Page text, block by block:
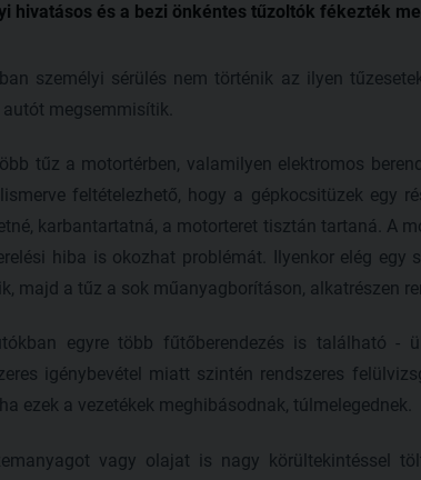
hivatásos és a bezi önkéntes tűzoltók fékezték
személyi sérülés nem történik az ilyen
autót megsemmisítik.
tűz a motortérben, valamilyen elektromos
feltételezhető, hogy a gépkocsitüzek egy
karbantartatná, a motorteret tisztán tartaná. A
hiba is okozhat problémát. Ilyenkor elég egy
majd a tűz a sok műanyagborításon, alkatrészen
egyre több fűtőberendezés is található -
igénybevétel miatt szintén rendszeres
ha ezek a vezetékek meghibásodnak, túlmelegednek.
vagy olajat is nagy körültekintéssel